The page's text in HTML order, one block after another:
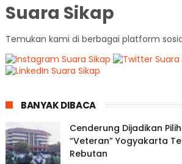
Suara Sikap
Temukan kami di berbagai platform
BANYAK DIBACA
Cenderung Dijadikan
“Veteran” Yogyakarta
Rebutan